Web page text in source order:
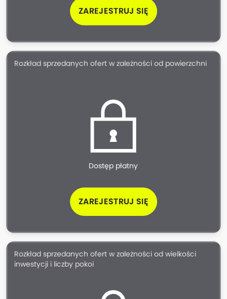
ZAREJESTRUJ SIĘ
Rozkład sprzedanych ofert w zależności od powierzchni
Dostęp płatny
ZAREJESTRUJ SIĘ
Rozkład sprzedanych ofert w zależności od wielkości
inwestycji i liczby pokoi